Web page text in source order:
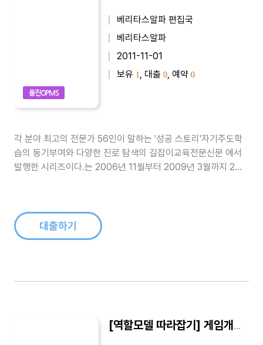
웅진OPMS
베리타스알파 편집국
베리타스알파
2011-11-01
보유 1 , 대출 0 , 예약 0
각 분야 최고의 전문가 56인이 말하는 '성공 스토리'자기주도학
습의 동기부여와 다양한 진로 탐색의 길잡이교육전문신문 에서
발행한 시리즈이다.는 2006년 11월부터 2009년 3월까지 2년
작가), 홍..대출하기
[역할모델 따라잡기] 게임개발자(김동건)